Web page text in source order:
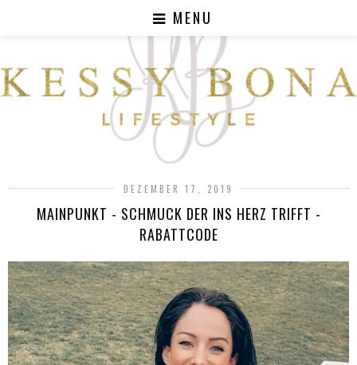
MENU
DEZEMBER 17, 2019
MAINPUNKT - SCHMUCK DER INS HERZ TRIFFT -
RABATTCODE